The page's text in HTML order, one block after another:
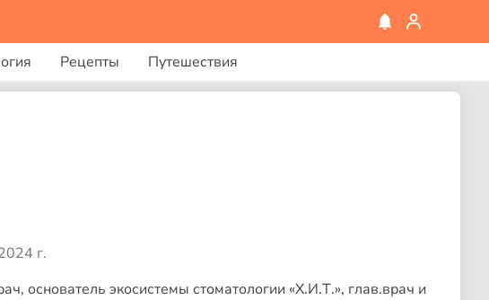
Рецепты Путешествия
г.
основатель экосистемы стоматологии «Х.И.Т.», глав.врач и